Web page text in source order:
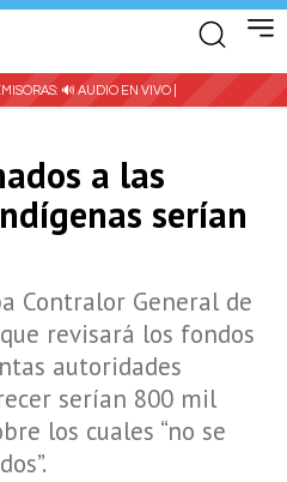
🔊 AUDIO EN VIVO |
a las
serían
Contralor General de
revisará los fondos
autoridades
serían 800 mil
los cuales “no se